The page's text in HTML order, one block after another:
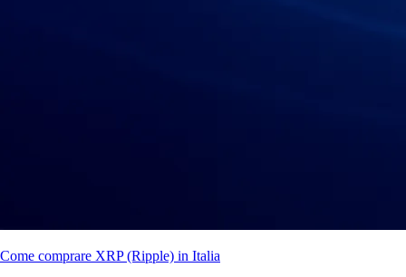
Come comprare XRP (Ripple) in Italia